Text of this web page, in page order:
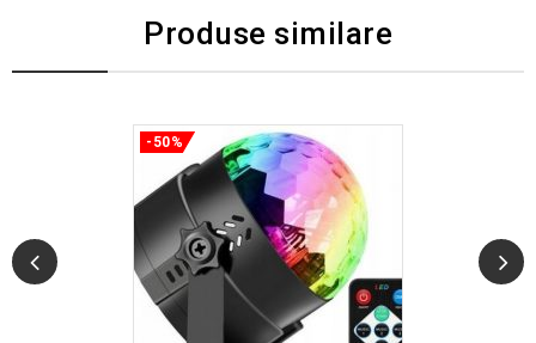
Produse similare
-50%